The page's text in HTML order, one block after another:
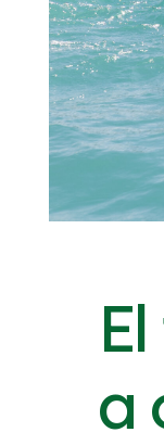
a